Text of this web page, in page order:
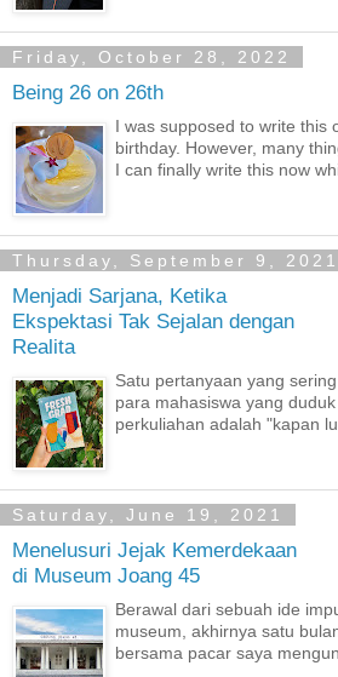
Friday, October 28, 2022
Being 26 on 26th
I was supposed to write this
birthday. However, many
I can finally write this now
Thursday, September 9, 2021
Menjadi Sarjana, Ketika
Ekspektasi Tak Sejalan dengan
Realita
Satu pertanyaan yang
para mahasiswa yang
perkuliahan adalah "kapan
Saturday, June 19, 2021
Menelusuri Jejak Kemerdekaan
di Museum Joang 45
Berawal dari sebuah ide
museum, akhirnya satu
bersama pacar saya